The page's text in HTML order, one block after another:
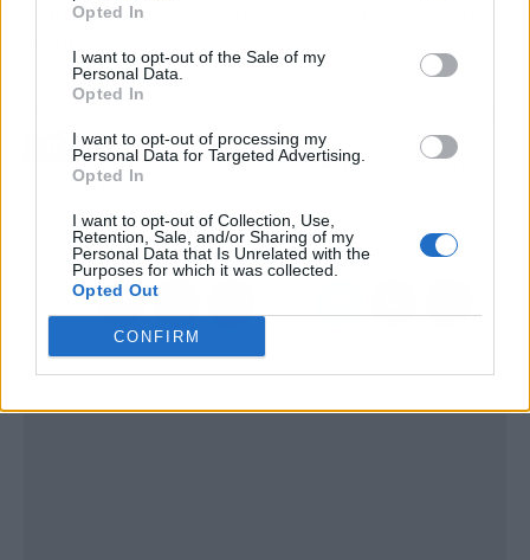
Opted In
I want to opt-out of the Sale of my
Personal Data.
Opted In
I want to opt-out of processing my
Personal Data for Targeted Advertising.
Opted In
I want to opt-out of Collection, Use,
Retention, Sale, and/or Sharing of my
Personal Data that Is Unrelated with the
Purposes for which it was collected.
Opted Out
CONFIRM
Sandra Bullock ganó un Razzie y un Oscar en
Guenther Steiner
arremete contra Aston
estándares de F1'
Netflix estrena 'Oasis': el
thriller juvenil con Ana